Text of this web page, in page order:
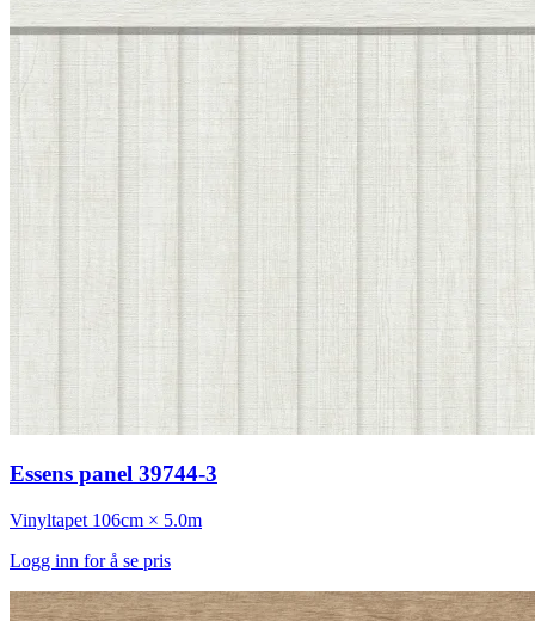
Essens panel 39744-3
Vinyltapet 106cm × 5.0m
Logg inn for å se pris